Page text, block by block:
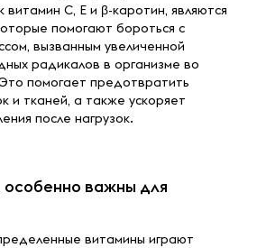
витамин С, Е и β-каротин, являются
помогают бороться с
вызванным увеличенной
радикалов в организме во
помогает предотвратить
и тканей, а также ускоряет
после нагрузок.
особенно важны для
витамины играют